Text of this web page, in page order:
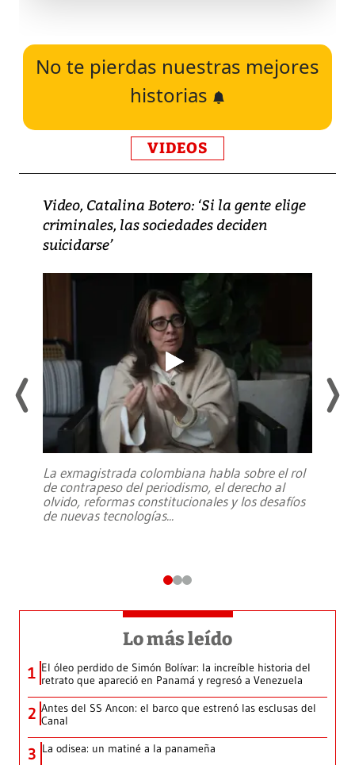
No te pierdas nuestras mejores
historias
VIDEOS
Video, Catalina Botero: ‘Si la gente elige
criminales, las sociedades deciden
suicidarse’
La exmagistrada colombiana habla sobre el rol
de contrapeso del periodismo, el derecho al
olvido, reformas constitucionales y los desafíos
de nuevas tecnologías...
Lo más leído
1 El óleo perdido de Simón Bolívar: la increíble historia del
retrato que apareció en Panamá y regresó a Venezuela
2 Antes del SS Ancon: el barco que estrenó las esclusas del
Canal
3 La odisea: un matiné a la panameña